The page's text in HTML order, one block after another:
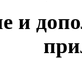
и